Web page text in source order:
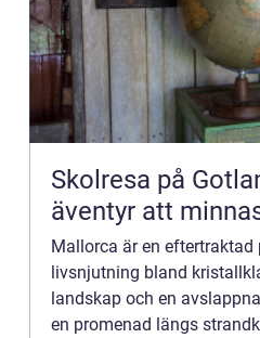
Skolresa på
äventyr att
Mallorca är en
livsnjutning bland
landskap och en
en promenad längs